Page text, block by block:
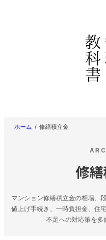
ホーム 修繕積立金
修
マンション修繕積立金の相場、
値上げ手続き、一時負担金、住
不足への対応策を多